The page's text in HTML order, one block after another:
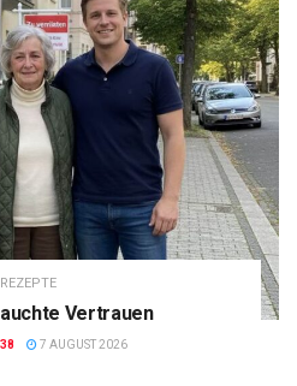
REZEPTE
Vertrauen
7 AUGUST 2026